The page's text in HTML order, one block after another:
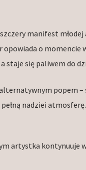
manifest
o momencie
staje się paliwem do
popem
nadziei
artystka kontynuuje